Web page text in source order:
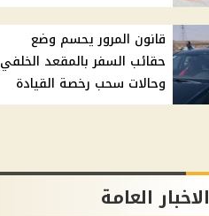
قانون المرور يحسم وضع
حقائب السفر بالمقعد الخلفي
وحالات سحب رخصة القيادة
الاخبار العامة